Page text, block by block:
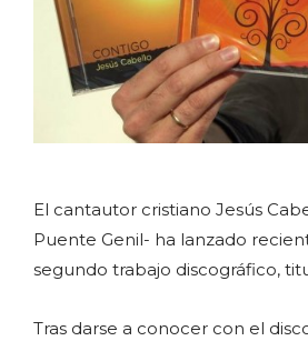
El cantautor cristiano Jesús
Puente Genil- ha lanzado
segundo trabajo discográfico,
Tras darse a conocer con el